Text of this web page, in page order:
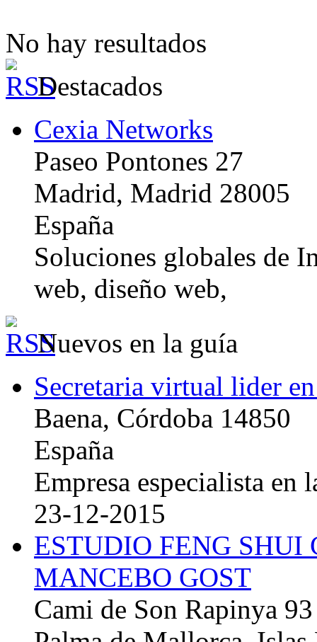
No hay resultados
Destacados
Cexia Networks
Paseo Pontones 27
Madrid, Madrid 28005
España
Soluciones globales de
web, diseño web,
Nuevos en la guía
Secretaria virtual lider
Baena, Córdoba 14850
España
Empresa especialista en
23-12-2015
ESTUDIO FENG
MANCEBO GOST
Cami de Son Rapinya 93